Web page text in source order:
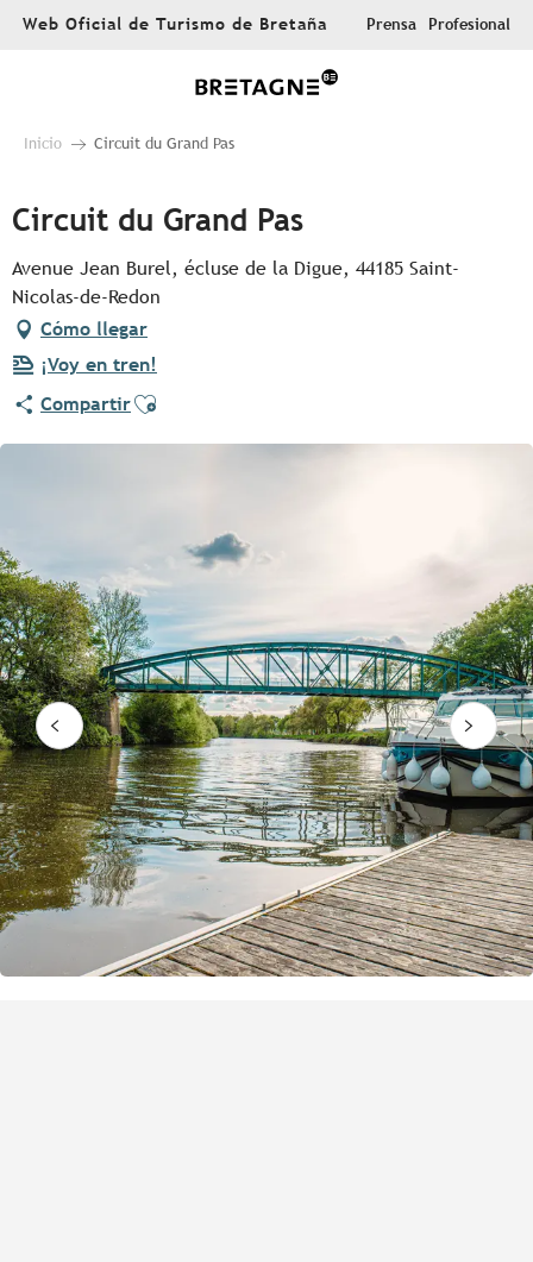
AllerWeb Oficial de Turismo de Bretaña Prensa Profesional
Inicio Circuit du Grand Pas
Circuit du Grand Pas
Avenue Jean Burel, écluse de la Digue, 44185 Saint-
Nicolas-de-Redon
Cómo llegar
¡Voy en tren!
CompartirAjouter aux favoris